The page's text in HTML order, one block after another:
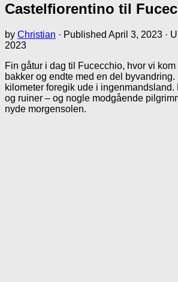
Castelfiorentino til
by Christian · Published April 3, 2023 ·
2023
Fin gåtur i dag til Fucecchio, hvor vi
bakker og endte med en del
kilometer foregik ude i
og ruiner – og nogle modgående
nyde morgensolen.